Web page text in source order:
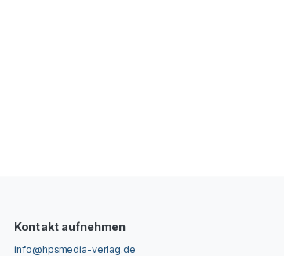
Kontakt aufnehmen
info@hpsmedia-verlag.de